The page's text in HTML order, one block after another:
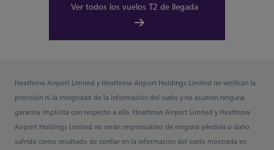
Heathrow Airport Limited y Heathrow Airport Holdings Limited no verifican la
precisión ni la integridad de la información del vuelo y no asumen ninguna
garantía implícita con respecto a ella. Heathrow Airport Limited y Heathrow
Airport Holdings Limited no serán responsables de ninguna pérdida o daño
sufrido como resultado de confiar en la información del vuelo mostrada en